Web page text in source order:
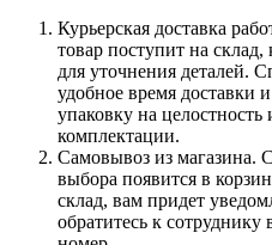
Курьерская доставка
товар поступит на склад,
для уточнения деталей.
удобное время доставки
упаковку на целостность
комплектации.
Самовывоз из магазина.
выбора появится в
склад, вам придет
обратитесь к сотруднику